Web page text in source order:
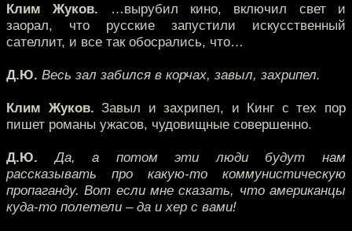
Клим Жуков. …вырубил кино, включил свет и
заорал, что русские запустили искусственный
сателлит, и все так обосрались, что…
Д.Ю. Весь зал забился в корчах, завыл, захрипел.
Клим Жуков. Завыл и захрипел, и Кинг с тех пор
пишет романы ужасов, чудовищные совершенно.
Д.Ю. Да, а потом эти люди будут нам
рассказывать про какую-то коммунистическую
пропаганду. Вот если мне сказать, что американцы
куда-то полетели – да и хер с вами!